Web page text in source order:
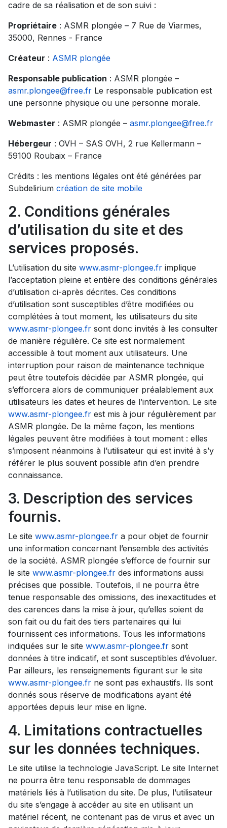
cadre de sa réalisation et de son suivi :
Propriétaire : ASMR plongée – 7 Rue de Viarmes,
35000, Rennes - France
Créateur : ASMR plongée
Responsable publication : ASMR plongée –
asmr.plongee@free.fr Le responsable publication est
une personne physique ou une personne morale.
Webmaster : ASMR plongée – asmr.plongee@free.fr
Hébergeur : OVH – SAS OVH, 2 rue Kellermann –
59100 Roubaix – France
Crédits : les mentions légales ont été générées par
Subdelirium création de site mobile
2. Conditions générales
d’utilisation du site et des
services proposés.
L’utilisation du site www.asmr-plongee.fr implique
l’acceptation pleine et entière des conditions générales
d’utilisation ci-après décrites. Ces conditions
d’utilisation sont susceptibles d’être modifiées ou
complétées à tout moment, les utilisateurs du site
www.asmr-plongee.fr sont donc invités à les consulter
de manière régulière. Ce site est normalement
accessible à tout moment aux utilisateurs. Une
interruption pour raison de maintenance technique
peut être toutefois décidée par ASMR plongée, qui
s’efforcera alors de communiquer préalablement aux
utilisateurs les dates et heures de l’intervention. Le site
www.asmr-plongee.fr est mis à jour régulièrement par
ASMR plongée. De la même façon, les mentions
légales peuvent être modifiées à tout moment : elles
s’imposent néanmoins à l’utilisateur qui est invité à s’y
référer le plus souvent possible afin d’en prendre
connaissance.
3. Description des services
fournis.
Le site www.asmr-plongee.fr a pour objet de fournir
une information concernant l’ensemble des activités
de la société. ASMR plongée s’efforce de fournir sur
le site www.asmr-plongee.fr des informations aussi
précises que possible. Toutefois, il ne pourra être
tenue responsable des omissions, des inexactitudes et
des carences dans la mise à jour, qu’elles soient de
son fait ou du fait des tiers partenaires qui lui
fournissent ces informations. Tous les informations
indiquées sur le site www.asmr-plongee.fr sont
données à titre indicatif, et sont susceptibles d’évoluer.
Par ailleurs, les renseignements figurant sur le site
www.asmr-plongee.fr ne sont pas exhaustifs. Ils sont
donnés sous réserve de modifications ayant été
apportées depuis leur mise en ligne.
4. Limitations contractuelles
sur les données techniques.
Le site utilise la technologie JavaScript. Le site Internet
ne pourra être tenu responsable de dommages
matériels liés à l’utilisation du site. De plus, l’utilisateur
du site s’engage à accéder au site en utilisant un
matériel récent, ne contenant pas de virus et avec un